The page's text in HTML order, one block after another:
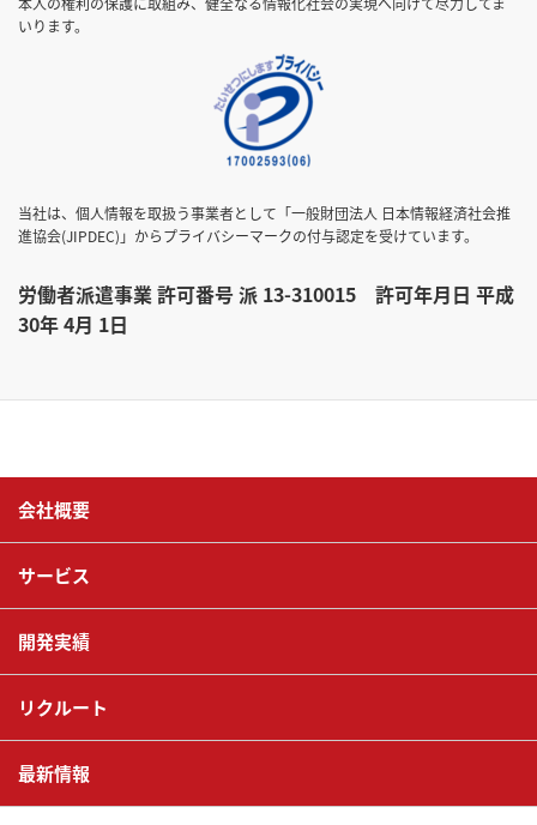
いります。
当社は、個人情報を取扱う事業者として「一般財団法人 日本情報経済社会推
進協会(JIPDEC)」からプライバシーマークの付与認定を受けています。
労働者派遣事業 許可番号 派 13-310015 許可年月日 平成
30年 4月 1日
会社概要
サービス
開発実績
リクルート
最新情報